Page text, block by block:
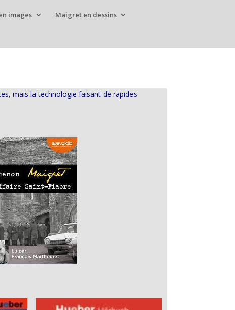
images
Maigret en dessins
mais la technologie faisant de rapides